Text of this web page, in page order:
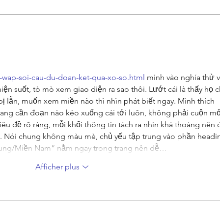
et
soi-cau-du-doan-ket-qua-xo-so.html mình vào nghía thử
suốt, tò mò xem giao diện ra sao thôi. Lướt cái là thấy họ
lẫn, muốn xem miền nào thì nhìn phát biết ngay. Mình thích
cần đoạn nào kéo xuống cái tới luôn, không phải cuộn
đề rõ ràng, mỗi khối thông tin tách ra nhìn khá thoáng nên
chung không màu mè, chủ yếu tập trung vào phần
Miền Nam” nằm ngay trong trang nên dễ…
Afficher plus